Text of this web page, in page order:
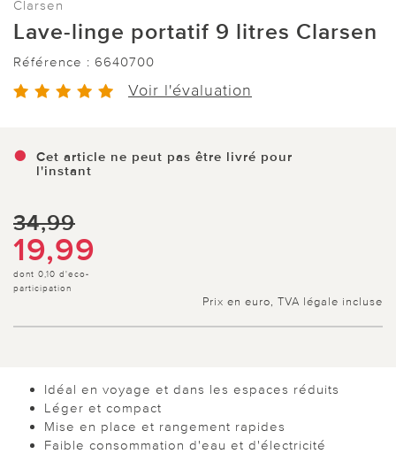
Clarsen
Lave-linge portatif 9 litres Clarsen
Référence : 6640700
Voir l'évaluation
Cet article ne peut pas être livré pour
l'instant
34,99
19,99
dont 0,10 d'eco-
participation
Prix en euro, TVA légale incluse
Idéal en voyage et dans les espaces réduits
Léger et compact
Mise en place et rangement rapides
Faible consommation d'eau et d'électricité